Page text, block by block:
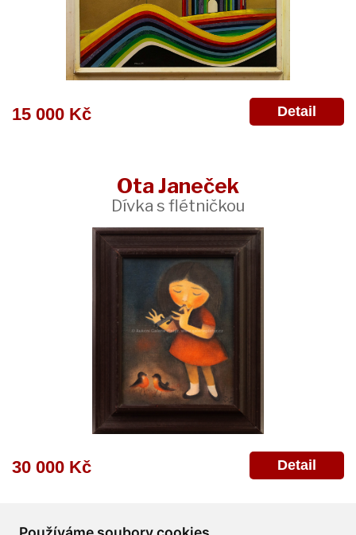
15 000 Kč Detail
Ota Janeček
Dívka s flétničkou
30 000 Kč Detail